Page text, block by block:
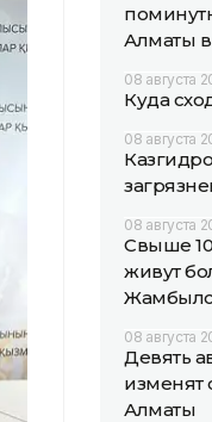
Алматы
08 августа
Куда
08 августа
08 августа
Свыше
живут
08 августа
Девять
изменят
Алматы